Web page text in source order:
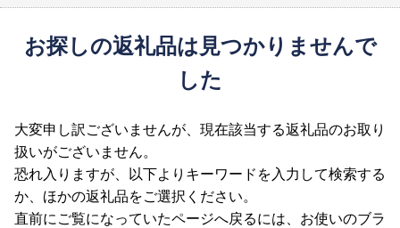
お探しの返礼品は見つかりませんで
した
大変申し訳ございませんが、現在該当する返礼品のお取り
扱いがございません。
恐れ入りますが、以下よりキーワードを入力して検索する
か、ほかの返礼品をご選択ください。
直前にご覧になっていたページへ戻るには、お使いのブラ